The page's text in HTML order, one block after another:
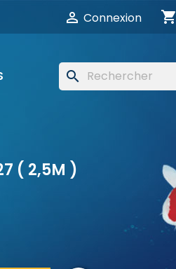
 Connexion shopping_cart
search
( 2,5M )